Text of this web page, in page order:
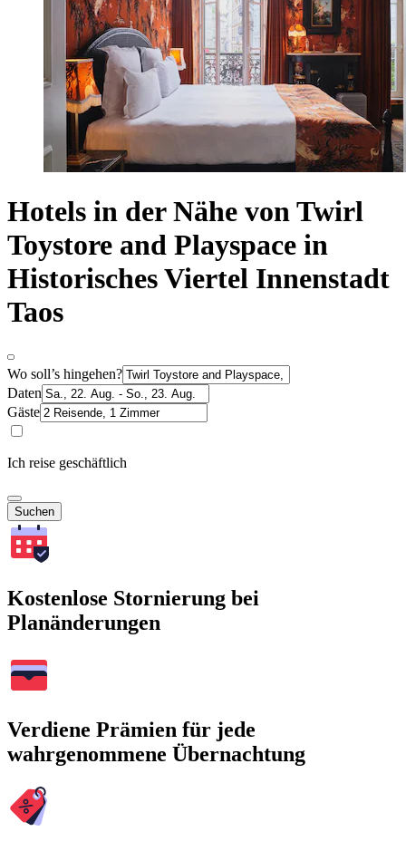
Hotels in der Nähe von Twirl
Toystore and Playspace in
Historisches Viertel Innenstadt
Taos
Wo soll’s hingehen?
Daten
Gäste
Ich reise geschäftlich
Suchen
Kostenlose Stornierung bei
Planänderungen
Verdiene Prämien für jede
wahrgenommene Übernachtung